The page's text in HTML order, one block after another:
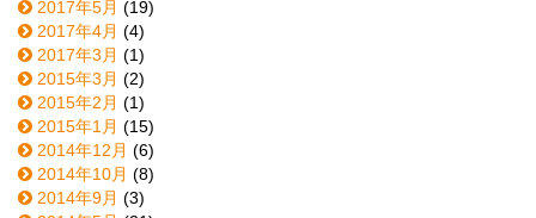
2017年5月 (19)
2017年4月 (4)
2017年3月 (1)
2015年3月 (2)
2015年2月 (1)
2015年1月 (15)
2014年12月 (6)
2014年10月 (8)
2014年9月 (3)